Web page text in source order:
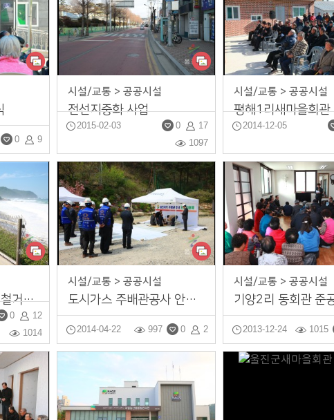
9
0
시설/교통 > 공공시설
전선지중화 사업
2015-02-03 17
0
1097
시설/교통 > 공공시설
평해1리새마을회관
2014-12-05
산포리 해안 철조망 철거작업
12
0
1014
시설/교통 > 공공시설
도시가스 주배관공사 안전기원제
2014-04-22 2
0
997
시설/교통 > 공공시설
2013-12-24 1015